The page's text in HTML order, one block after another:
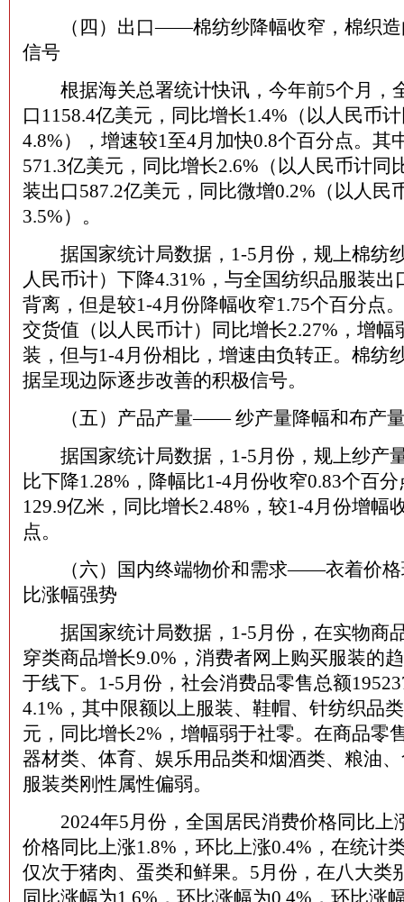
（四）出口——棉纺纱降幅收窄，棉织造
信号
根据海关总署统计快讯，今年前5个月，
口1158.4亿美元，同比增长1.4%（以人民币
4.8%），增速较1至4月加快0.8个百分点。其
571.3亿美元，同比增长2.6%（以人民币计同
装出口587.2亿美元，同比微增0.2%（以人民
3.5%）。
据国家统计局数据，1-5月份，规上棉纺
人民币计）下降4.31%，与全国纺织品服装出
背离，但是较1-4月份降幅收窄1.75个百分点
交货值（以人民币计）同比增长2.27%，增幅
装，但与1-4月份相比，增速由负转正。棉纺
据呈现边际逐步改善的积极信号。
（五）产品产量—— 纱产量降幅和布产量
据国家统计局数据，1-5月份，规上纱产
比下降1.28%，降幅比1-4月份收窄0.83个百
129.9亿米，同比增长2.48%，较1-4月份增幅
点。
（六）国内终端物价和需求——衣着价格
比涨幅强势
据国家统计局数据，1-5月份，在实物商
穿类商品增长9.0%，消费者网上购买服装的
于线下。1-5月份，社会消费品零售总额
4.1%，其中限额以上服装、鞋帽、针纺织品
元，同比增长2%，增幅弱于社零。在商品零
器材类、体育、娱乐用品类和烟酒类、粮油
服装类刚性属性偏弱。
2024年5月份，全国居民消费价格同比上
价格同比上涨1.8%，环比上涨0.4%，在统计
仅次于猪肉、蛋类和鲜果。5月份，在八大类
同比涨幅为1.6%，环比涨幅为0.4%，环比涨